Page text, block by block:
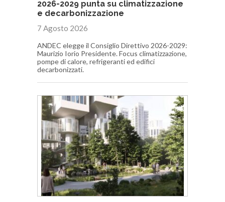
2026-2029 punta su climatizzazione
e decarbonizzazione
7 Agosto 2026
ANDEC elegge il Consiglio Direttivo 2026-2029:
Maurizio Iorio Presidente. Focus climatizzazione,
pompe di calore, refrigeranti ed edifici
decarbonizzati.